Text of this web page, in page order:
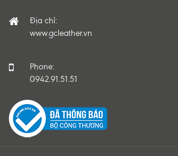
Địa chỉ:
www.gcleather.vn
Phone:
0942.91.51.51